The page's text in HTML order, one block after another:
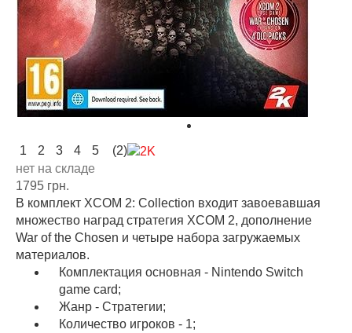
1 2 3 4 5
(2)
нет на складе
1795 грн.
В комплект XCOM 2: Collection входит завоевавшая
множество наград стратегия XCOM 2, дополнение
War of the Chosen и четыре набора загружаемых
материалов.
Комплектация основная - Nintendo Switch
game card;
Жанр - Стратегии;
Количество игроков - 1;